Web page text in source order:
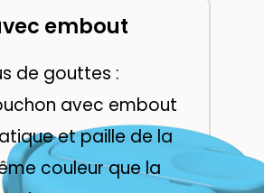
:
€.
est :
21,56 €.
embout
de gouttes :
avec embout
et paille de la
couleur que la